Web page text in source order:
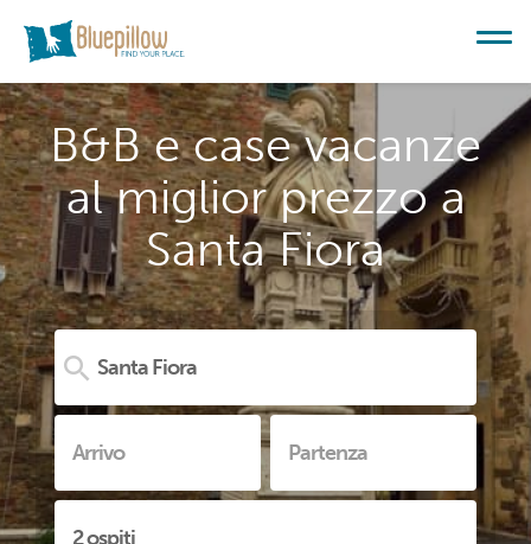
B&B e case vacanze
al miglior prezzo a
Santa Fiora